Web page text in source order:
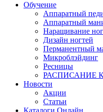
Обучение
Аппаратный
Аппаратный
Наращивание
Дизайн ногтей
Перманентный
Микроблэйдинг
Ресницы
РАСПИСАНИЕ
Новости
Акции
Статьи